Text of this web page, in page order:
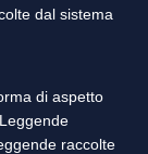
dal sistema
di aspetto
raccolte